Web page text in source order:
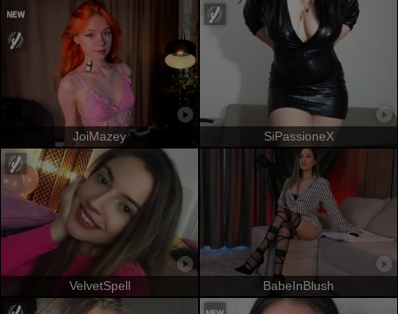
JoiMazey SiPassioneX
VelvetSpell BabeInBlush